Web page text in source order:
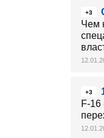
+3
Чем
+3
F-16